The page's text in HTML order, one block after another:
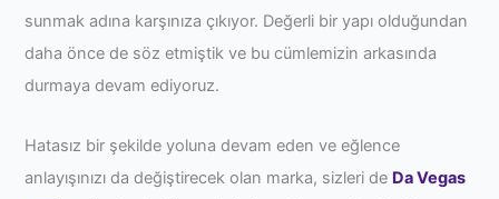
sunmak adına karşınıza çıkıyor. Değerli bir yapı olduğundan
daha önce de söz etmiştik ve bu cümlemizin arkasında
durmaya devam ediyoruz.
Hatasız bir şekilde yoluna devam eden ve eğlence
anlayışınızı da değiştirecek olan marka, sizleri de Da Vegas